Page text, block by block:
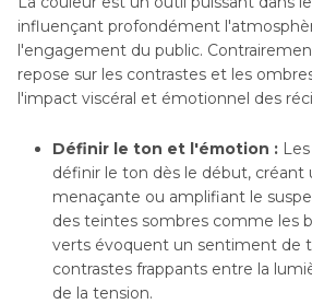
influençant profondément
l'engagement du public.
repose sur les contrastes et les
l'impact viscéral et émotionnel des
Définir le ton et l'émotion :
définir le ton dès le début, créant
menaçante ou amplifiant le
des teintes sombres comme les
verts évoquent un sentiment de
contrastes frappants entre la
de la tension.